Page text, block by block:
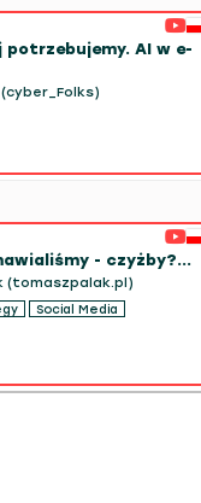
AI w e-
- czyżby?...
(tomaszpalak.pl)
Social Media